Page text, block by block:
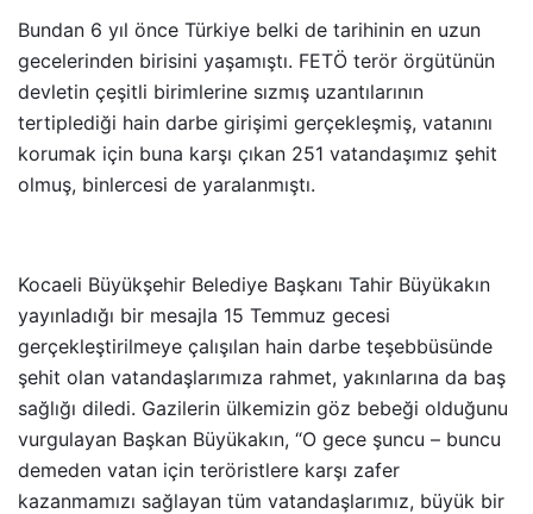
Bundan 6 yıl önce Türkiye belki de tarihinin en uzun
gecelerinden birisini yaşamıştı. FETÖ terör örgütünün
devletin çeşitli birimlerine sızmış uzantılarının
tertiplediği hain darbe girişimi gerçekleşmiş, vatanını
korumak için buna karşı çıkan 251 vatandaşımız şehit
olmuş, binlercesi de yaralanmıştı.
Kocaeli Büyükşehir Belediye Başkanı Tahir Büyükakın
yayınladığı bir mesajla 15 Temmuz gecesi
gerçekleştirilmeye çalışılan hain darbe teşebbüsünde
şehit olan vatandaşlarımıza rahmet, yakınlarına da baş
sağlığı diledi. Gazilerin ülkemizin göz bebeği olduğunu
vurgulayan Başkan Büyükakın, “O gece şuncu – buncu
demeden vatan için teröristlere karşı zafer
kazanmamızı sağlayan tüm vatandaşlarımız, büyük bir